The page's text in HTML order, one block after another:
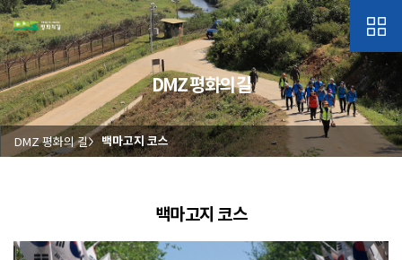
DMZ 평화의 길
DMZ 평화의 길 백마고지 코스
백마고지 코스